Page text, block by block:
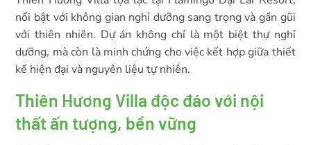
nổi bật với không gian nghỉ dưỡng sang trọng và gần gũi
với thiên nhiên. Dự án không chỉ là một biệt thự nghỉ
dưỡng, mà còn là minh chứng cho việc kết hợp giữa thiết
kế hiện đại và nguyên liệu tự nhiên.
Thiên Hương Villa độc đáo với nội
thất ấn tượng, bền vững